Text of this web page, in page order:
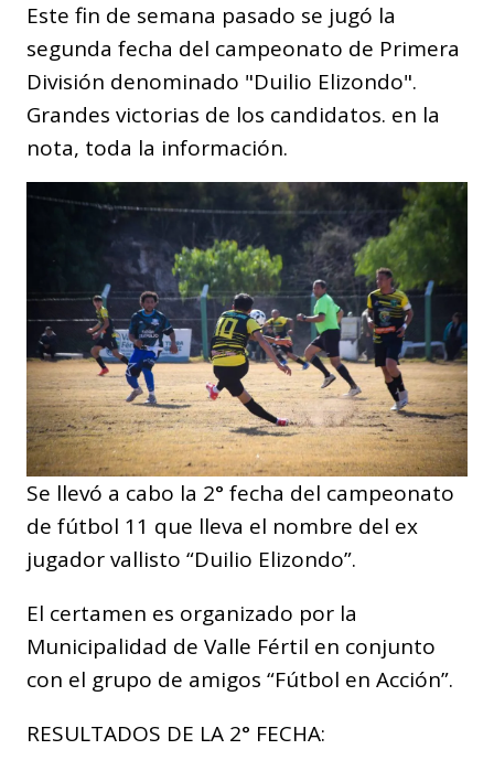
Este fin de semana pasado se jugó la
segunda fecha del campeonato de Primera
División denominado "Duilio Elizondo".
Grandes victorias de los candidatos. en la
nota, toda la información.
Se llevó a cabo la 2° fecha del campeonato
de fútbol 11 que lleva el nombre del ex
jugador vallisto “Duilio Elizondo”.
El certamen es organizado por la
Municipalidad de Valle Fértil en conjunto
con el grupo de amigos “Fútbol en Acción”.
RESULTADOS DE LA 2° FECHA: